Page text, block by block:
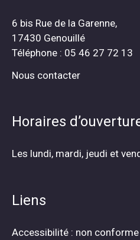
6 bis Rue de la Garenne,
17430 Genouillé
Téléphone : 05 46 27 72 13
Nous contacter
Horaires
Les lundi, mardi, jeudi et
Liens
Accessibilité : non conforme